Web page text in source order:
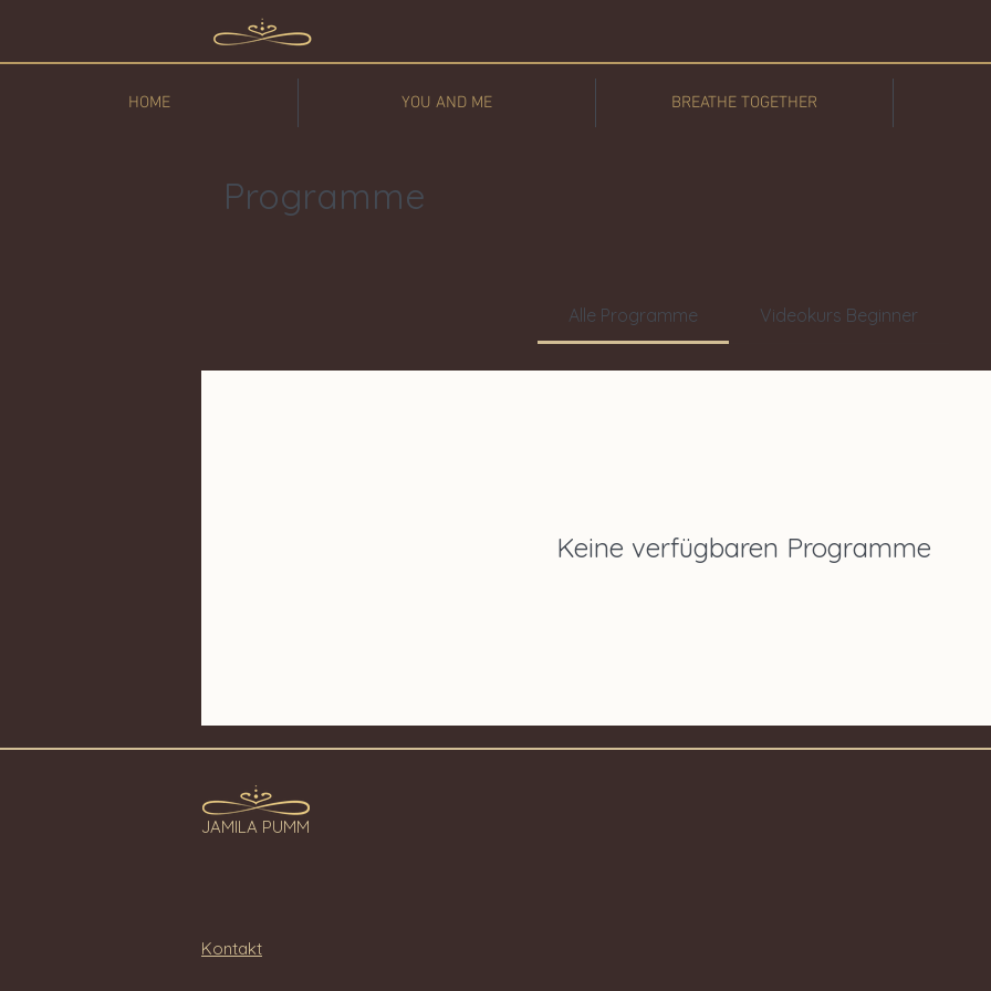
HOME YOU AND ME BREATHE TOGETHER
Programme
Alle Programme Videokurs Beginner
Keine verfügbaren Programme
JAMILA PUMM
Kontakt